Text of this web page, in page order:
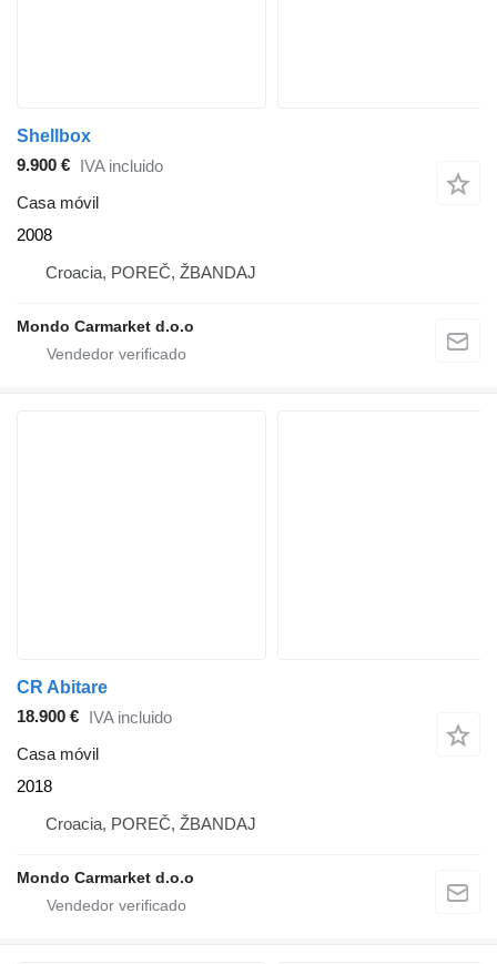
Shellbox
9.900 € IVA incluido
Casa móvil
2008
Croacia, POREČ, ŽBANDAJ
Mondo Carmarket d.o.o
CR Abitare
18.900 €
IVA incluido
Casa móvil
2018
Croacia, POREČ, ŽBANDAJ
Mondo Carmarket d.o.o